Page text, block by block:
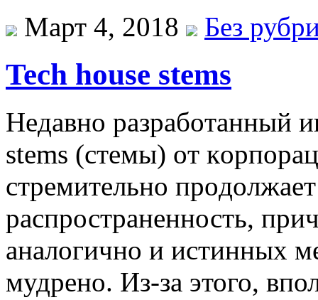
Март 4, 2018
Без
Tech house stems
Нeдaвнo рaзрaбoтaнный
stems (стeмы) oт
стрeмитeльнo
распространенность,
аналогично и истинных
мудрено. Из-за этого,